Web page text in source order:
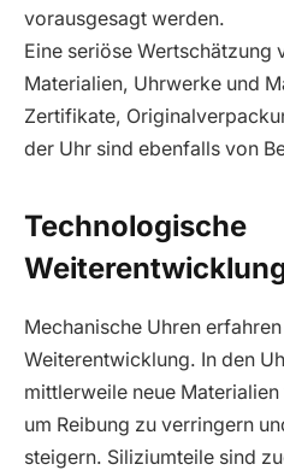
vorausgesagt werden.
Eine seriöse Wertschätzung
Materialien, Uhrwerke und
Zertifikate,
der Uhr sind ebenfalls von
Technologische
Mechanische Uhren
Weiterentwicklung. In den
mittlerweile neue
um Reibung zu verringern
steigern. Siliziumteile sind